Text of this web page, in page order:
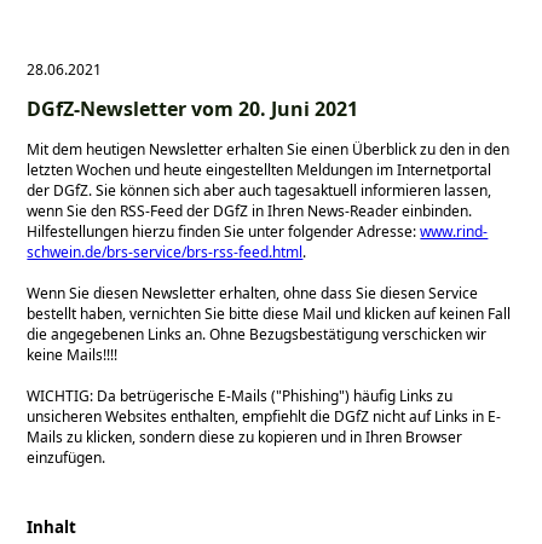
28.06.2021
DGfZ-Newsletter vom 20. Juni 2021
Mit dem heutigen Newsletter erhalten Sie einen Überblick zu den in den
letzten Wochen und heute eingestellten Meldungen im Internetportal
der DGfZ. Sie können sich aber auch tagesaktuell informieren lassen,
wenn Sie den RSS-Feed der DGfZ in Ihren News-Reader einbinden.
Hilfestellungen hierzu finden Sie unter folgender Adresse:www.rind-
schwein.de/brs-service/brs-rss-feed.html.
Wenn Sie diesen Newsletter erhalten, ohne dass Sie diesen Service
bestellt haben, vernichten Sie bitte diese Mail und klicken auf keinen Fall
die angegebenen Links an. Ohne Bezugsbestätigung verschicken wir
keine Mails!!!!
WICHTIG: Da betrügerische E-Mails ( Phishing ) häufig Links zu
unsicheren Websites enthalten, empfiehlt die DGfZ nicht auf Links in E-
Mails zu klicken, sondern diese zu kopieren und in Ihren Browser
einzufügen.
Inhalt